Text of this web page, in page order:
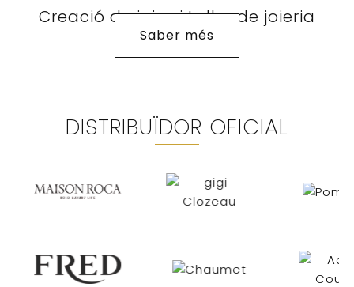
Creació de joies i taller de joieria
Saber més
DISTRIBUÏDOR OFICIAL